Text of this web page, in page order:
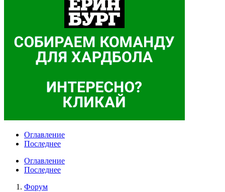
Оглавление
Последнее
Оглавление
Последнее
Форум